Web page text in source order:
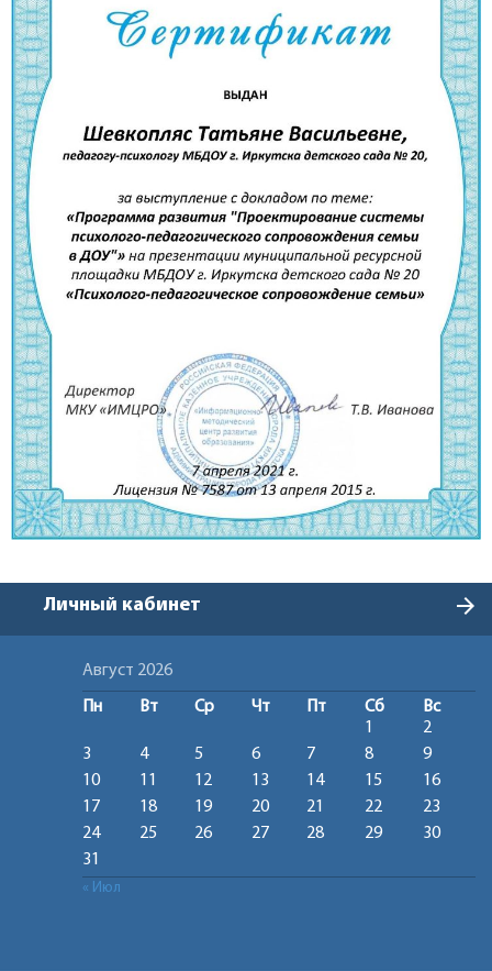
Личный кабинет arrow_forward
Август 2026
Пн Вт Ср Чт Пт Сб
Вс
1
2
3
4 5 6 7 8
9
10
11 12 13 14 15
16
17
18 19 20 21 22
23
24
25 26 27 28 29
30
31
« Июл